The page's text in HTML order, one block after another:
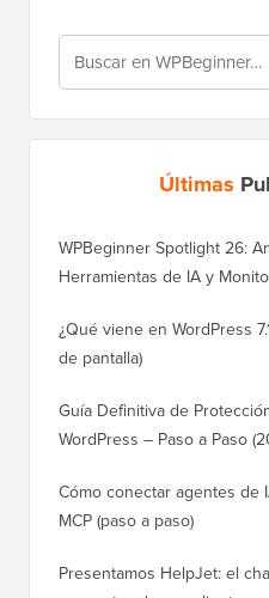
Últimas
WPBeginner Spotlight 26:
Herramientas de IA y
¿Qué viene en WordPress
de pantalla)
Guía Definitiva de
WordPress – Paso a Paso
Cómo conectar agentes de
MCP (paso a paso)
Presentamos HelpJet: el